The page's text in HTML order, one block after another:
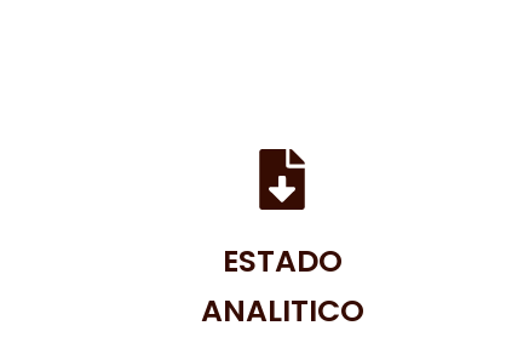
ESTADO
ANALITICO